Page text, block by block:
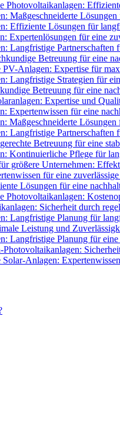
Photovoltaikanlagen:
Maßgeschneiderte
Effiziente Lösungen für
Expertenlösungen für eine
Langfristige Partnerschaften
Betreuung für eine
Anlagen: Expertise für
Langfristige Strategien für
Betreuung für eine
Expertise und
Expertenwissen für eine
Maßgeschneiderte
Langfristige Partnerschaften
Betreuung für eine
Kontinuierliche Pflege für
größere Unternehmen:
für eine
Lösungen für eine
Photovoltaikanlagen:
Sicherheit durch
Langfristige Planung für
Leistung und
Langfristige Planung für
Anlagen: